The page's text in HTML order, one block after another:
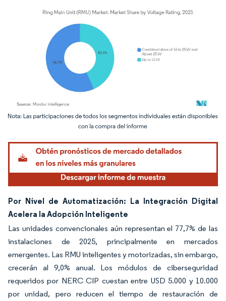
Imagen © Mordor Intelligence. El uso requiere atribución según CC BY 4.0.
Por Nivel de Automatización: La Integración Digital
Acelera la Adopción Inteligente
Las unidades convencionales aún representan el 77,7% de las
instalaciones de 2025, principalmente en mercados
emergentes. Las RMU inteligentes y motorizadas, sin embargo,
crecerán al 9,0% anual. Los módulos de ciberseguridad
requeridos por NERC CIP cuestan entre USD 5.000 y 10.000
por unidad, pero reducen el tiempo de restauración de